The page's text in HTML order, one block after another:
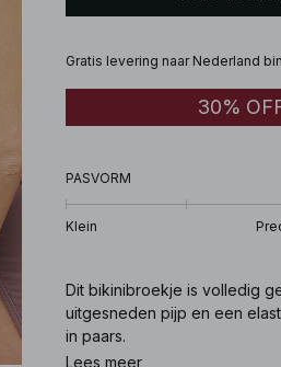
Gratis levering naar Nederland
30%
PASVORM
Klein
Dit bikinibroekje is volledig
uitgesneden pijp en een
in paars.
Lees meer